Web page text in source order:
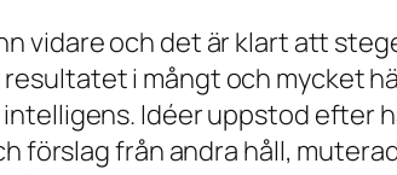
vidare och det är klart att
i mångt och mycket
Idéer uppstod efter
förslag från andra håll,